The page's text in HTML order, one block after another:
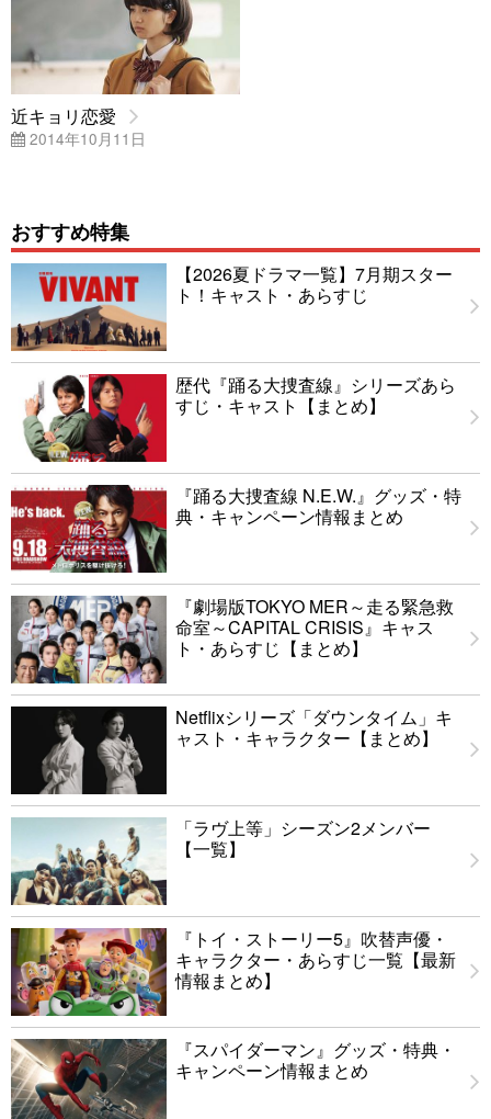
近キョリ恋愛
2014年10月11日
おすすめ特集
【2026夏ドラマ一覧】7月期スター
ト！キャスト・あらすじ
歴代『踊る大捜査線』シリーズあら
すじ・キャスト【まとめ】
『踊る大捜査線 N.E.W.』グッズ・特
典・キャンペーン情報まとめ
『劇場版TOKYO MER～走る緊急救
命室～CAPITAL CRISIS』キャス
ト・あらすじ【まとめ】
Netflixシリーズ「ダウンタイム」キ
ャスト・キャラクター【まとめ】
「ラヴ上等」シーズン2メンバー
【一覧】
『トイ・ストーリー5』吹替声優・
キャラクター・あらすじ一覧【最新
情報まとめ】
『スパイダーマン』グッズ・特典・
キャンペーン情報まとめ